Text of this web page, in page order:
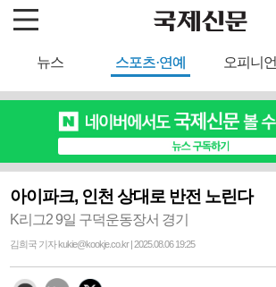
뉴스 스포츠·연예 오피니언
아이파크, 인천 상대로 반전 노린다
K리그2 9일 구덕운동장서 경기
김희국 기자 kukie@kookje.co.kr | 2025.08.06 19:25